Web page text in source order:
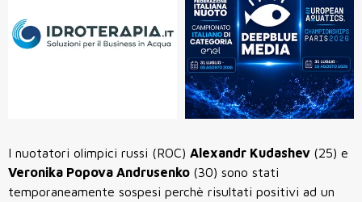
I nuotatori olimpici russi (ROC) Alexandr Kudashev (25) e
Veronika Popova Andrusenko (30) sono stati
temporaneamente sospesi perchè risultati positivi ad un